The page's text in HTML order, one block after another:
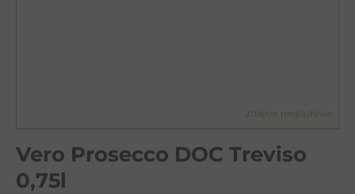
Vero Prosecco DOC Treviso
0,75l